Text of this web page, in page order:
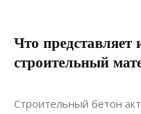
Что представляет
строительный
24.07.2021
Строительный бетон